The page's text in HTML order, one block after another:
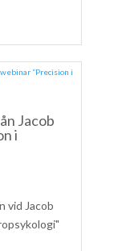
Jacob
i
vid Jacob